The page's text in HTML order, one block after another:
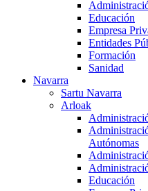
Educación
Empresa
Entidades
Formación
Sanidad
Navarra
Sartu Navarra
Arloak
Autónomas
Educación